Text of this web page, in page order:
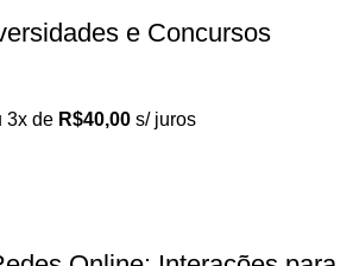
e Concursos
3x de R$40,00 s/ juros